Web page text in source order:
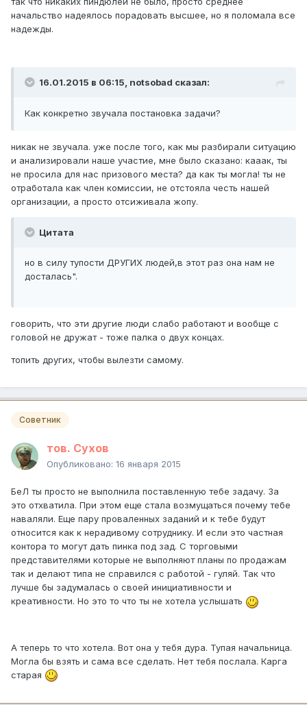
начальство надеялось порадовать высшее, но я поломала все
надежды.
16.01.2015 в 06:15, notsobad сказал:
Как конкретно звучала постановка задачи?
никак не звучала. уже после того, как мы разбирали ситуацию
и анализировали наше участие, мне было сказано: кааак, ты
не просила для нас призового места? да как ты могла! ты не
отработала как член комиссии, не отстояла честь нашей
организации, а просто отсиживала жопу.
Цитата
но в силу тупости ДРУГИХ людей,в этот раз она нам не
досталась".
говорить, что эти другие люди слабо работают и вообще с
головой не дружат - тоже палка о двух концах.
топить других, чтобы вылезти самому.
Советник
тов. Сухов
Опубликовано: 16 января 2015
БеЛ ты просто не выполнила поставленную тебе задачу. За
это отхватила. При этом еще стала возмущаться почему тебе
наваляли. Еще пару проваленных заданий и к тебе будут
относится как к нерадивому сотруднику. И если это частная
контора то могут дать пинка под зад. С торговыми
представителями которые не выполняют планы по продажам
так и делают типа не справился с работой - гуляй. Так что
лучше бы задумалась о своей инициативности и
креативности. Но это то что ты не хотела услышать
А теперь то что хотела. Вот она у тебя дура. Тупая начальница.
Могла бы взять и сама все сделать. Нет тебя послала. Карга
старая